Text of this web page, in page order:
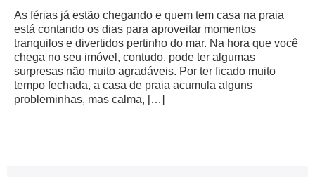
As férias já estão chegando e quem tem casa na praia
está contando os dias para aproveitar momentos
tranquilos e divertidos pertinho do mar. Na hora que você
chega no seu imóvel, contudo, pode ter algumas
surpresas não muito agradáveis. Por ter ficado muito
tempo fechada, a casa de praia acumula alguns
probleminhas, mas calma, […]